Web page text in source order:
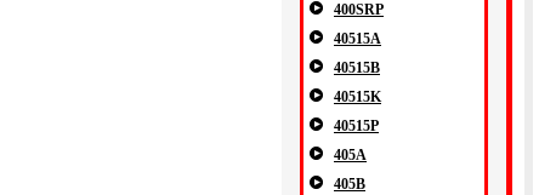
400SRP
40515A
40515B
40515K
40515P
405A
405B